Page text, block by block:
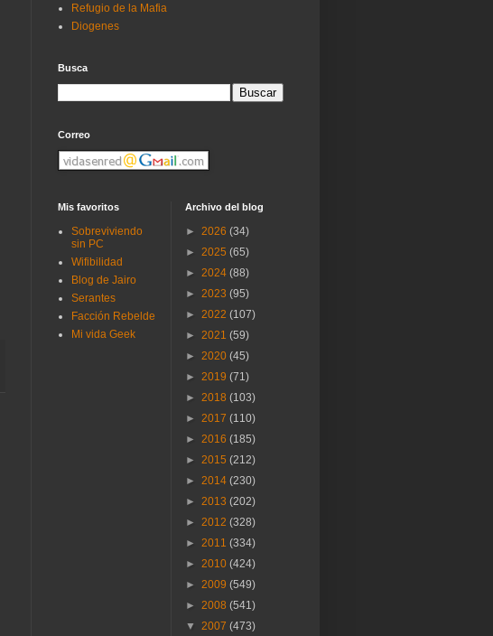
Refugio de la Mafia
Diogenes
Busca
Correo
Mis favoritos
Sobreviviendo
sin PC
Wifibilidad
Blog de Jairo
Serantes
Facción Rebelde
Mi vida Geek
Archivo del blog
► 2026 (34)
► 2025 (65)
► 2024 (88)
► 2023 (95)
► 2022 (107)
► 2021 (59)
► 2020 (45)
► 2019 (71)
► 2018 (103)
► 2017 (110)
► 2016 (185)
► 2015 (212)
► 2014 (230)
► 2013 (202)
► 2012 (328)
► 2011 (334)
► 2010 (424)
► 2009 (549)
► 2008 (541)
▼ 2007 (473)